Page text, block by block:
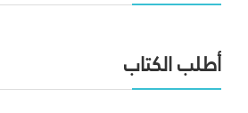
أطلب الكتاب